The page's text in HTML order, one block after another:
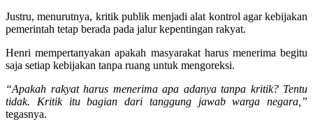
Justru, menurutnya, kritik publik menjadi alat kontrol agar kebijakan
pemerintah tetap berada pada jalur kepentingan rakyat.
Henri mempertanyakan apakah masyarakat harus menerima begitu
saja setiap kebijakan tanpa ruang untuk mengoreksi.
“Apakah rakyat harus menerima apa adanya tanpa kritik? Tentu
tidak. Kritik itu bagian dari tanggung jawab warga negara,”
tegasnya.